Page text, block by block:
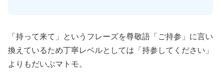
「持って来て」というフレーズを尊敬語「ご持参」に言い
換えているため丁寧レベルとしては「持参してください」
よりもだいぶマトモ。